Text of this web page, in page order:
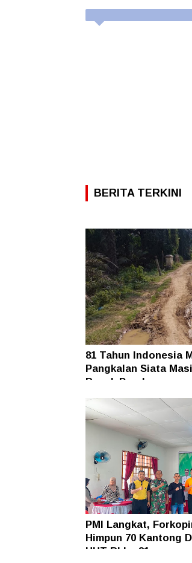
BERITA TERKINI
81 Tahun Indonesia
Pangkalan Siata
Rusak Parah
PMI Langkat,
Himpun 70 Kantong
HUT RI ke-81